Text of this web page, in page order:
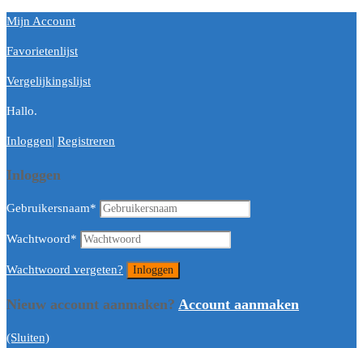
Mijn Account
Favorietenlijst
Vergelijkingslijst
Hallo.
Inloggen| Registreren
Inloggen
Gebruikersnaam*
Wachtwoord*
Wachtwoord vergeten?
Nieuw account aanmaken? Account aanmaken
(Sluiten)